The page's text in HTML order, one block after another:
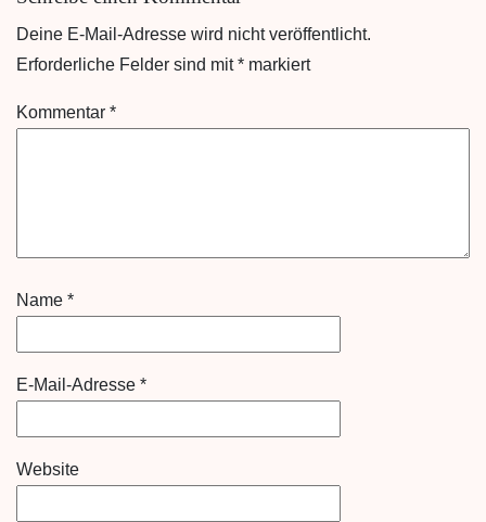
Deine E-Mail-Adresse wird nicht veröffentlicht.
Erforderliche Felder sind mit* markiert
Kommentar *
Name *
E-Mail-Adresse *
Website